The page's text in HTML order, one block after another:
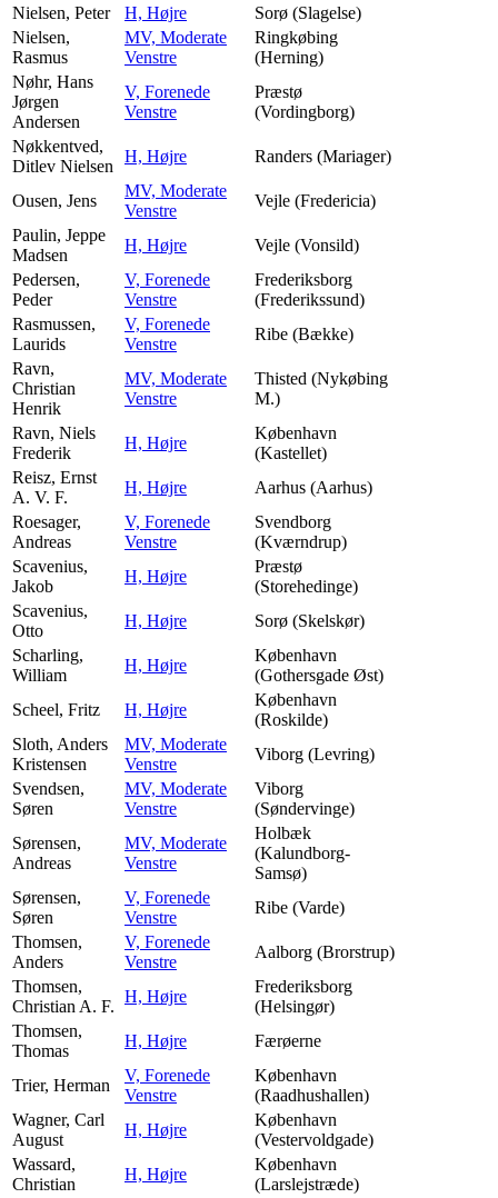
Nielsen, Peter H, Højre
Sorø (Slagelse)
Nielsen,
Rasmus
MV, Moderate
Venstre
Ringkøbing
(Herning)
Nøhr, Hans
Jørgen
Andersen
V, Forenede
Venstre
Præstø
(Vordingborg)
Nøkkentved,
Ditlev Nielsen
H, Højre Randers (Mariager)
Ousen, Jens
MV, Moderate
Venstre
Vejle (Fredericia)
Paulin, Jeppe
Madsen
H, Højre
Vejle (Vonsild)
Pedersen,
Peder
V, Forenede
Venstre
Frederiksborg
(Frederikssund)
Rasmussen,
Laurids
V, Forenede
Venstre
Ribe (Bække)
Ravn,
Christian
Henrik
MV, Moderate
Venstre
Thisted (Nykøbing
M.)
Ravn, Niels
Frederik
H, Højre
København
(Kastellet)
Reisz, Ernst
A. V. F.
H, Højre
Aarhus (Aarhus)
Roesager,
Andreas
V, Forenede
Venstre
Svendborg
(Kværndrup)
Scavenius,
Jakob
H, Højre
Præstø
(Storehedinge)
Scavenius,
Otto
H, Højre
Sorø (Skelskør)
Scharling,
William
H, Højre
København
(Gothersgade Øst)
Scheel, Fritz
H, Højre
København
(Roskilde)
Sloth, Anders
Kristensen
MV, Moderate
Venstre
Viborg (Levring)
Svendsen,
Søren
MV, Moderate
Venstre
Viborg
(Søndervinge)
Sørensen,
Andreas
MV, Moderate
Venstre
Holbæk
(Kalundborg-
Samsø)
Sørensen,
Søren
V, Forenede
Venstre
Ribe (Varde)
Thomsen,
Anders
V, Forenede
Venstre
Aalborg (Brorstrup)
Thomsen,
Christian A. F.
H, Højre
Frederiksborg
(Helsingør)
Thomsen,
Thomas
H, Højre Færøerne
Trier, Herman
V, Forenede
Venstre
København
(Raadhushallen)
Wagner, Carl
August
H, Højre
København
(Vestervoldgade)
Wassard,
Christian
H, Højre
København
(Larslejstræde)